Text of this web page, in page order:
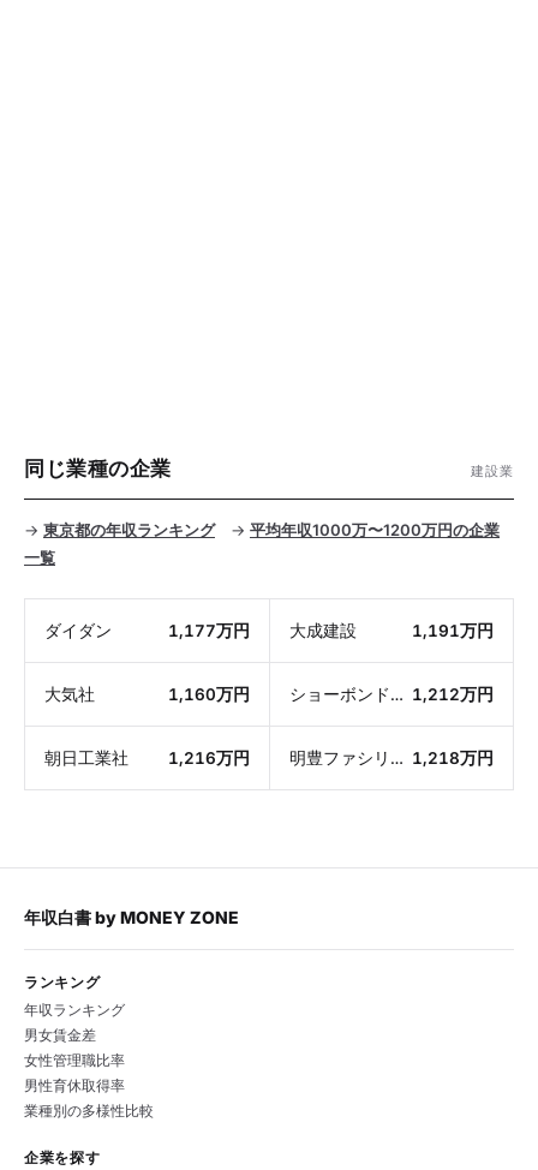
同じ業種の企業 建設業
→ 東京都の年収ランキング→ 平均年収1000万〜1200万円の企業
一覧
ダイダン 1,177万円 大成建設 1,191万円
大気社 1,160万円 ショーボンドホールディングス 1,212万円
朝日工業社 1,216万円 明豊ファシリティワークス 1,218万円
年収白書byMONEY ZONE
ランキング
年収ランキング
男女賃金差
女性管理職比率
男性育休取得率
業種別の多様性比較
企業を探す